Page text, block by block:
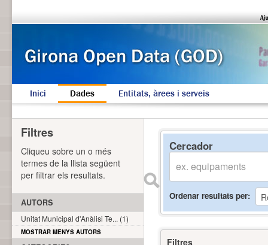
Inici Dades Entitats, àrees i serveis
Cercador
Ordenar resultats per
Filtres
Filtres
Cliqueu sobre un o més
termes de la llista següent
per filtrar els resultats.
AUTORS
Unitat Municipal d'Anàlisi Te... (1)
MOSTRAR MENYS AUTORS